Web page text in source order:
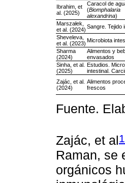
Ibrahim, et
al. (2025)
Caracol de
(Biomphalaria
alexandrina)
Marszałek,
et al. (2024) Sangre. Tejido
Sheveleva,
et al. (2023) Microbiota
Sharma
(2024)
Alimentos y
envasados
Sinha, et al.
(2025)
Estudios.
intestinal.
Zajác, et al.
(2024)
Alimentos
frescos
Fuente.
Zajác, et al
Raman, se
orgánicos